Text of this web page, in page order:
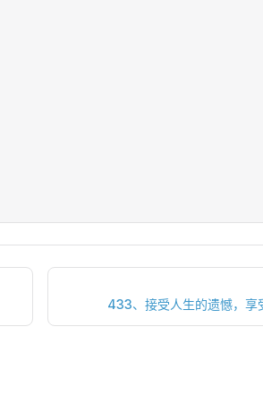
433、接受人生的遗憾，享